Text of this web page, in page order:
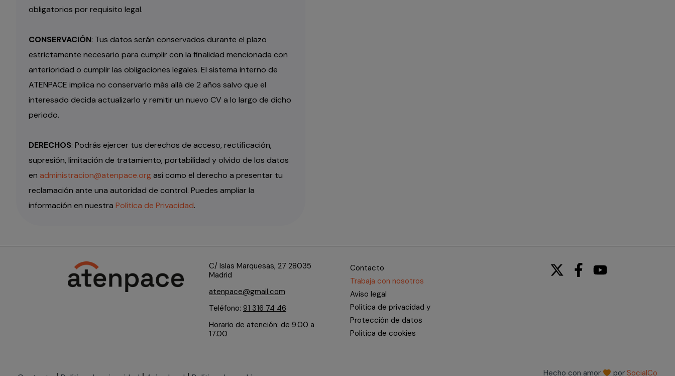
obligatorios por requisito legal.
CONSERVACIÓN: Tus datos serán conservados durante el plazo
estrictamente necesario para cumplir con la finalidad mencionada con
anterioridad o cumplir las obligaciones legales. El sistema interno de
ATENPACE implica no conservarlo más allá de 2 años salvo que el
interesado decida actualizarlo y remitir un nuevo CV a lo largo de dicho
periodo.
DERECHOS: Podrás ejercer tus derechos de acceso, rectificación,
supresión, limitación de tratamiento, portabilidad y olvido de los datos
en administracion@atenpace.orgasí como el derecho a presentar tu
reclamación ante una autoridad de control. Puedes ampliar la
información en nuestra Política de Privacidad.
C/ Islas Marquesas, 27 28035
Madrid
atenpace@gmail.com
Teléfono: 91 316 74 46
Horario de atención: de 9.00 a
17.00
Contacto
Trabaja con nosotros
Aviso legal
Política de privacidad y
Protección de datos
Política de cookies
Hecho con amor por SocialCo